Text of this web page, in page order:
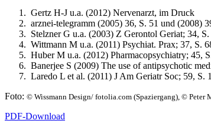
Gertz H-J u.a. (2012) Nervenarzt, im Druck
arznei-telegramm (2005) 36, S. 51 und
Stelzner G u.a. (2003) Z Gerontol Geriat; 34,
Wittmann M u.a. (2011) Psychiat. Prax; 37, S.
Huber M u.a. (2012) Pharmacopsychiatry; 45,
Banerjee S (2009) The use of antipsychotic
Laredo L et al. (2011) J Am Geriatr Soc; 59, S.
Foto: © Wissmann Design/ fotolia.com (Spaziergang), © Peter
PDF-Download